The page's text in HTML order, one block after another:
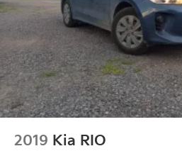
2019 Kia RIO